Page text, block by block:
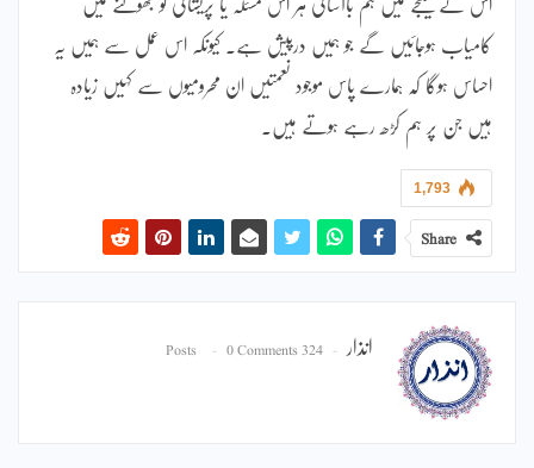
کامیاب ہوجائیں گے جو ہمیں درپیش ہے۔ کیونکہ اس عمل سے ہمیں یہ
احساس ہوگا کہ ہمارے پاس موجود نعمتیں ان محرومیوں سے کہیں زیادہ
ہیں جن پر ہم کڑھ رہے ہوتے ہیں۔
1,793
Share
انذار 324 Posts
0 Comments